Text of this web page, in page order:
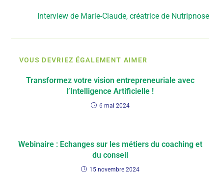
Interview de Marie-Claude, créatrice de Nutripnose
VOUS DEVRIEZ ÉGALEMENT AIMER
Transformez votre vision entrepreneuriale avec
l’Intelligence Artificielle !
6 mai 2024
Webinaire : Echanges sur les métiers du coaching et
du conseil
15 novembre 2024